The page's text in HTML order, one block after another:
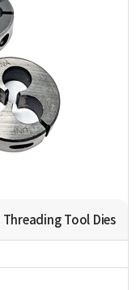
Threading Tool Dies